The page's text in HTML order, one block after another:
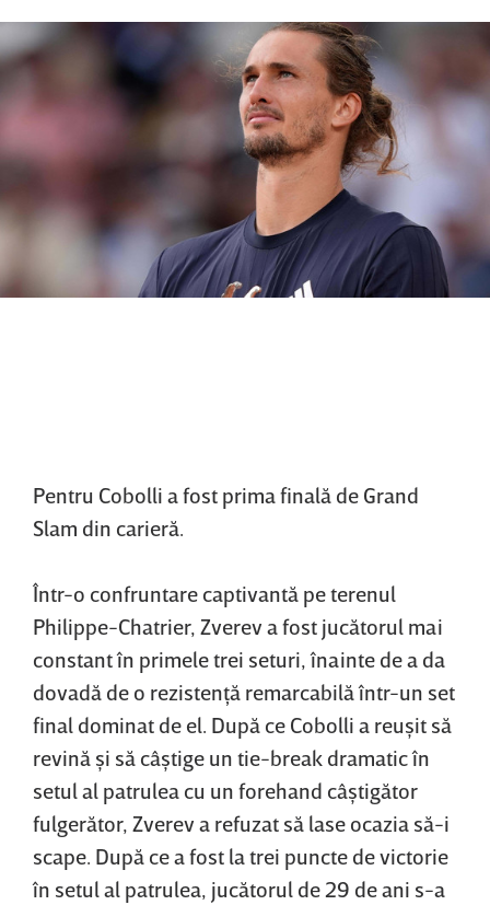
Pentru Cobolli a fost prima finală de Grand
Slam din carieră.
Într-o confruntare captivantă pe terenul
Philippe-Chatrier, Zverev a fost jucătorul mai
constant în primele trei seturi, înainte de a da
dovadă de o rezistenţă remarcabilă într-un set
final dominat de el. După ce Cobolli a reuşit să
revină şi să câştige un tie-break dramatic în
setul al patrulea cu un forehand câştigător
fulgerător, Zverev a refuzat să lase ocazia să-i
scape. După ce a fost la trei puncte de victorie
în setul al patrulea, jucătorul de 29 de ani s-a